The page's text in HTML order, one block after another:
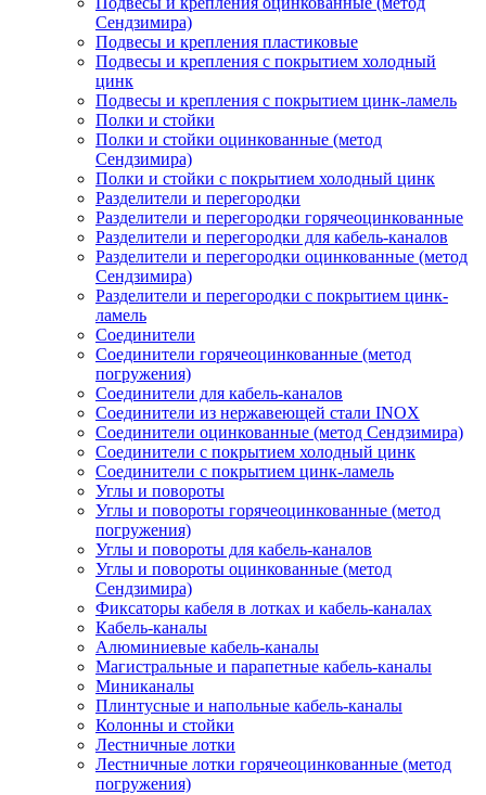
Сендзимира)
Подвесы и крепления пластиковые
Подвесы и крепления с покрытием холодный
цинк
Подвесы и крепления с покрытием цинк-ламель
Полки и стойки
Полки и стойки оцинкованные (метод
Сендзимира)
Полки и стойки с покрытием холодный цинк
Разделители и перегородки
Разделители и перегородки горячеоцинкованные
Разделители и перегородки для кабель-каналов
Разделители и перегородки оцинкованные (метод
Сендзимира)
Разделители и перегородки с покрытием цинк-
ламель
Соединители
Соединители горячеоцинкованные (метод
погружения)
Соединители для кабель-каналов
Соединители из нержавеющей стали INOX
Соединители оцинкованные (метод Сендзимира)
Соединители с покрытием холодный цинк
Соединители с покрытием цинк-ламель
Углы и повороты
Углы и повороты горячеоцинкованные (метод
погружения)
Углы и повороты для кабель-каналов
Углы и повороты оцинкованные (метод
Сендзимира)
Фиксаторы кабеля в лотках и кабель-каналах
Кабель-каналы
Алюминиевые кабель-каналы
Магистральные и парапетные кабель-каналы
Миниканалы
Плинтусные и напольные кабель-каналы
Колонны и стойки
Лестничные лотки
Лестничные лотки горячеоцинкованные (метод
погружения)